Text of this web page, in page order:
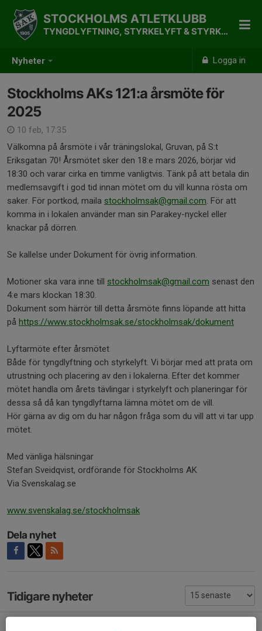
Nyheter Logga in
STOCKHOLMS ATLETKLUBB
TYNGDLYFTNING, STYRKELYFT & STYRKETRÄNING
Stockholms AKs 121:a årsmöte för
2025
10 feb, 17:35
Välkomna på årsmöte i vår träningslokal, Gruvan, på S:t
Eriksgatan 70! Årsmötet sker den 18:e mars 2026, börjar vid
18:30 och varar cirka en timme vanligtvis. Tänk på att betala din
medlemsavgift i god tid innan mötet om du vill kunna rösta om
saker. För portkod, maila stockholmsak@gmail.com. För att
komma in i lokalen använder man sin Parakey-nyckel eller
knackar på dörren.
Se kallelse under Dokument för övrig information.
Motioner ska vara inne till stockholmsak@gmail.com senast den
4:e mars klockan 18:30.
Dokument som härrör till detta årsmöte finns löpande att hitta
på https://www.stockholmsak.se/stockholmsak/dokument
Lyftarmöte efter årsmötet
Både för tyngdlyftning och styrkelyft. Vi börjar med att prata om
utrustning och placering av den i lokalerna. Efter det kommer
mötet handla om årets tävlingar i styrkelyft och planeringar för
dessa så då kan tyngdlyftarna lämna mötet om de vill.
Hör gärna av dig om du har någon fråga som du vill att vi tar upp
mötet.
Med vänliga hälsningar
Stefan Sveidqvist, ordförande för Stockholms AK
Via Svenskalag.se
www.svenskalag.se/stockholmsak
Dela nyhet
Tidigare nyheter